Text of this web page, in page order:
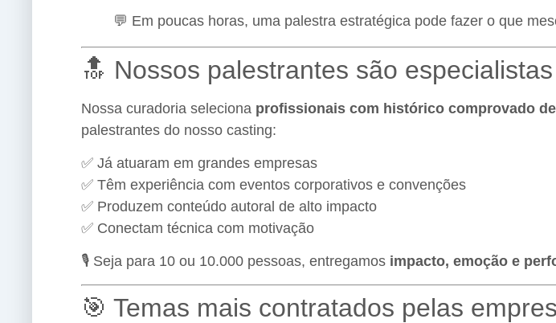
💬 Em poucas horas, uma palestra estratégica pode fazer o que
🔝 Nossos palestrantes são
Nossa curadoria seleciona profissionais com histórico comprovado
palestrantes do nosso casting:
✅ Já atuaram em grandes empresas
✅ Têm experiência com eventos corporativos e convenções
✅ Produzem conteúdo autoral de alto impacto
✅ Conectam técnica com motivação
🎙️ Seja para 10 ou 10.000 pessoas, entregamos impacto, emoção e
🎯 Temas mais contratados pelas